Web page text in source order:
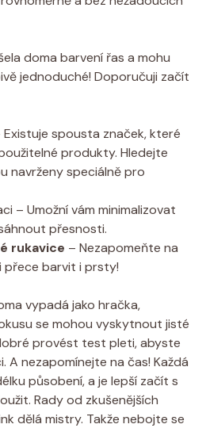
doma barvení řas a mohu
jednoduché! Doporučuji začít
Existuje spousta značek, které
produkty. Hledejte
navrženy speciálně pro
– Umožní vám minimalizovat
přesnosti.
rukavice – Nezapomeňte na
přece barvit i prsty!
vypadá jako hračka,
se mohou vyskytnout jisté
provést test pleti, abyste
A nezapomínejte na čas! Každá
působení, a je lepší začít s
Rady od zkušenějších
dělá mistry. Takže nebojte se